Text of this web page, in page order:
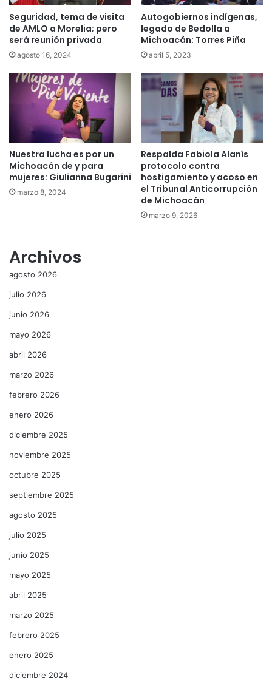
Seguridad, tema de visita
de AMLO a Morelia; pero
será reunión privada
agosto 16, 2024
Autogobiernos indígenas,
legado de Bedolla a
Michoacán: Torres Piña
abril 5, 2023
Nuestra lucha es por un
Michoacán de y para
mujeres: Giulianna Bugarini
marzo 8, 2024
Respalda Fabiola Alanís
protocolo contra
hostigamiento y acoso en
el Tribunal Anticorrupción
de Michoacán
marzo 9, 2026
Archivos
agosto 2026
julio 2026
junio 2026
mayo 2026
abril 2026
marzo 2026
febrero 2026
enero 2026
diciembre 2025
noviembre 2025
octubre 2025
septiembre 2025
agosto 2025
julio 2025
junio 2025
mayo 2025
abril 2025
marzo 2025
febrero 2025
enero 2025
diciembre 2024